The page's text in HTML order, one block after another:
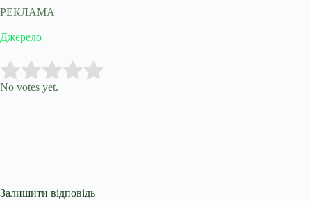
РЕКЛАМА
Джерело
Rate this item:
No votes yet.
Залишити відповідь